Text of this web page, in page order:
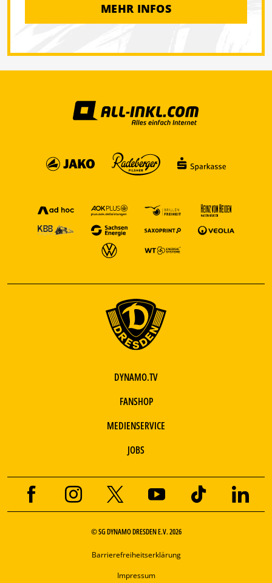
MEHR INFOS
DYNAMO.TV
FANSHOP
MEDIENSERVICE
JOBS
© SG DYNAMO DRESDEN E.V. 2026
Barrierefreiheitserklärung
Impressum